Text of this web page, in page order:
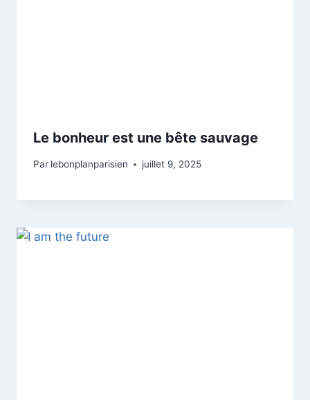
Le bonheur est une bête sauvage
Par lebonplanparisien juillet 9, 2025